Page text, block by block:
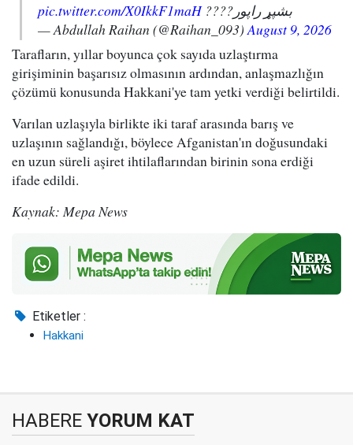
بشپړ راپور????pic.twitter.com/X0IkkF1maH
— Abdullah Raihan (@Raihan_093)August 9, 2026
Tarafların, yıllar boyunca çok sayıda uzlaştırma
girişiminin başarısız olmasının ardından, anlaşmazlığın
çözümü konusunda Hakkani'ye tam yetki verdiği belirtildi.
Varılan uzlaşıyla birlikte iki taraf arasında barış ve
uzlaşının sağlandığı, böylece Afganistan'ın doğusundaki
en uzun süreli aşiret ihtilaflarından birinin sona erdiği
ifade edildi.
Kaynak: Mepa News
Etiketler :
Hakkani
HABERE YORUM KAT